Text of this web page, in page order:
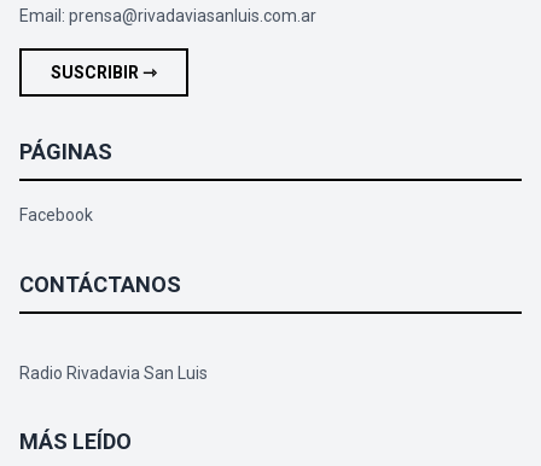
Email: prensa@rivadaviasanluis.com.ar
SUSCRIBIR ⇾
PÁGINAS
Facebook
CONTÁCTANOS
Radio Rivadavia San Luis
MÁS LEÍDO